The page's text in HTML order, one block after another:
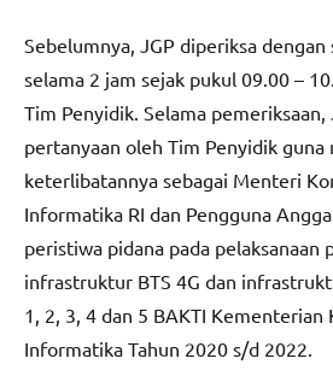
Sebelumnya, JGP diperiksa dengan
selama 2 jam sejak pukul 09.00 –
Tim Penyidik. Selama pemeriksaan,
pertanyaan oleh Tim Penyidik guna
keterlibatannya sebagai Menteri
Informatika RI dan Pengguna
peristiwa pidana pada pelaksanaan
infrastruktur BTS 4G dan
1, 2, 3, 4 dan 5 BAKTI Kementerian
Informatika Tahun 2020 s/d 2022.